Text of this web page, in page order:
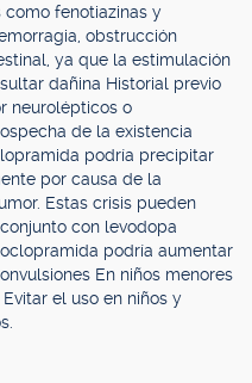
fenotiazinas y
obstrucción
ya que la estimulación
dañina Historial previo
neurolépticos o
de la existencia
podría precipitar
por causa de la
Estas crisis pueden
con levodopa
podría aumentar
En niños menores
el uso en niños y